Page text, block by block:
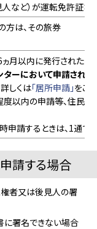
など）が運転免許証な
方は、その旅券
月以内に発行されたも
ターにおいて申請され
しくは「居所申請」をご
以内の申請等、住民基
請するときは、1通で
請する場合
権者又は後見人の署
署名できない場合